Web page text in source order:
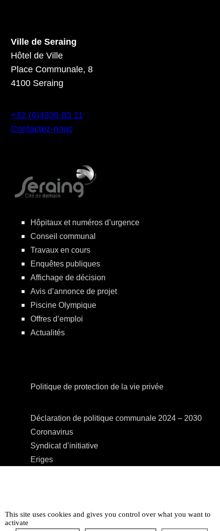
Ville de Seraing
Hôtel de Ville
Place Communale, 8
4100 Seraing
+32 (0)4330 83 11
Contactez-nous
Hôpitaux et numéros d’urgence
Conseil communal
Travaux en cours
Enquêtes publiques
Affichage de décision
Avis d’annonce de projet
Piscine Olympique
Offres d’emploi
Actualités
Politique de protection de la vie privée
Déclaration de politique communale 2024 – 2030
Coronavirus
Syndicat d’initiative
Eriges
Accessibilité
This site uses cookies and gives you control over what you want to
activate